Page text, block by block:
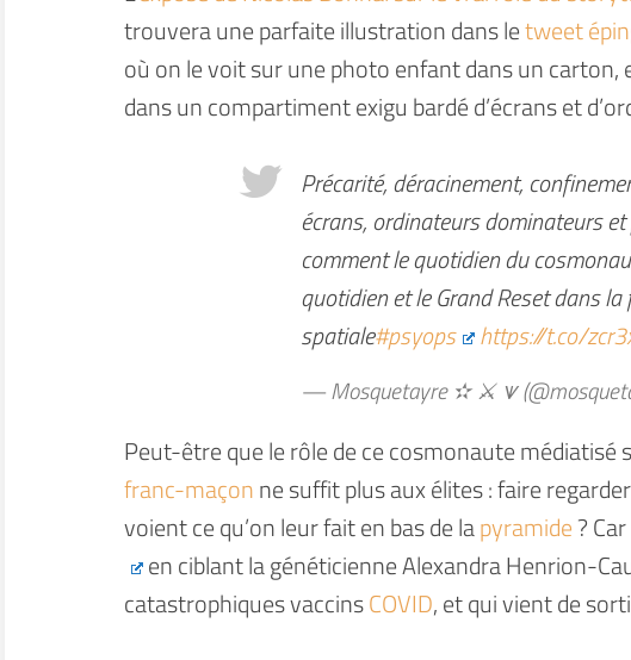
trouvera une parfaite illustration dans letweet
où on le voit sur une photo enfant dans un carton,
dans un compartiment exigu bardé d’écrans et
Précarité, déracinement,
écrans, ordinateurs dominateurs
comment le quotidien du
quotidien et le Grand Reset dans
spatiale#psyops https://t.co/
— Mosquetayre ✫ ⚔ ⩛
Peut-être que le rôle de ce cosmonaute
franc-maçonne suffit plus aux élites : faire
voient ce qu’on leur fait en bas de lapyramide?
en ciblant la généticienne Alexandra Henrion-
catastrophiques vaccinsCOVID, et qui vient de